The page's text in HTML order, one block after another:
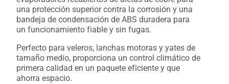
una protección superior contra la corrosión y una
bandeja de condensación de ABS duradera para
un funcionamiento fiable y sin fugas.
Perfecto para veleros, lanchas motoras y yates de
tamaño medio, proporciona un control climático de
primera calidad en un paquete eficiente y que
ahorra espacio.